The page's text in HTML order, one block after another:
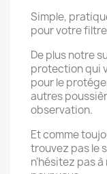
Simple,
pour votre
De plus notre
protection qui
pour le
autres
observation.
Et comme
trouvez pas le
n'hésitez pas